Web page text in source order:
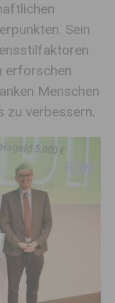
Sein
erforschen
Menschen
zu verbessern.